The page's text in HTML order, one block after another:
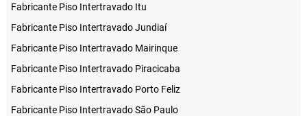
Fabricante Piso Intertravado Itu
Fabricante Piso Intertravado Jundiaí
Fabricante Piso Intertravado Mairinque
Fabricante Piso Intertravado Piracicaba
Fabricante Piso Intertravado Porto Feliz
Fabricante Piso Intertravado São Paulo